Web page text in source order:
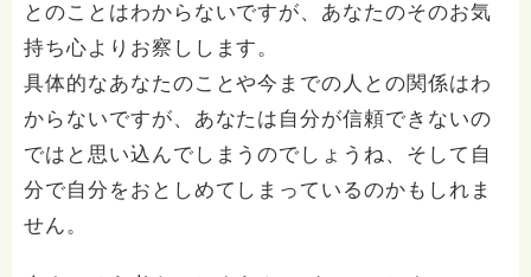
とのことはわからないですが、あなたのそのお気
持ち心よりお察しします。
具体的なあなたのことや今までの人との関係はわ
からないですが、あなたは自分が信頼できないの
ではと思い込んでしまうのでしょうね、そして自
分で自分をおとしめてしまっているのかもしれま
せん。